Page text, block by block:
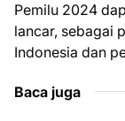
Pemilu 2024
lancar, sebagai
Indonesia dan
Baca juga